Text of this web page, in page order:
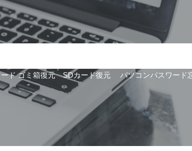
ド ゴミ箱復元 SDカード復元 パソコンパスワード